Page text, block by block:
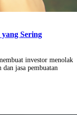
Sering
investor menolak
jasa pembuatan